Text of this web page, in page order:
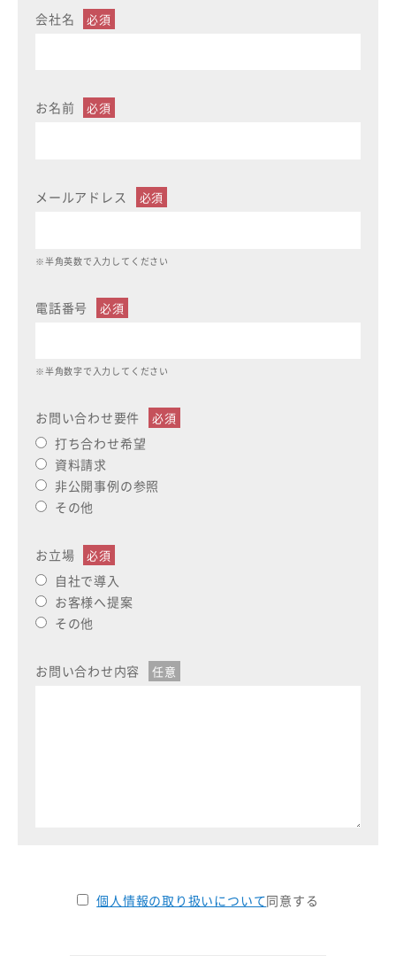
会社名
お名前
メールアドレス
※半角英数で入力してください
電話番号
※半角数字で入力してください
お問い合わせ要件
打ち合わせ希望
資料請求
非公開事例の参照
その他
お立場
自社で導入
お客様へ提案
その他
お問い合わせ内容
個人情報の取り扱いについて同意する